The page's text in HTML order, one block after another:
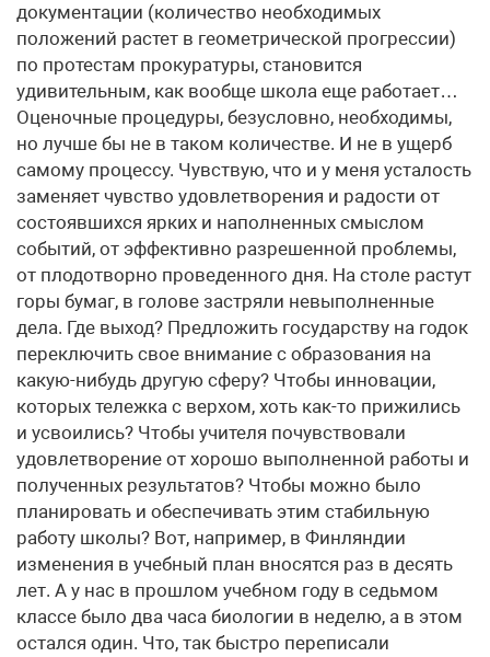
документации (количество необходимых
положений растет в геометрической прогрессии)
по протестам прокуратуры, становится
удивительным, как вообще школа еще работает…
Оценочные процедуры, безусловно, необходимы,
но лучше бы не в таком количестве. И не в ущерб
самому процессу. Чувствую, что и у меня усталость
заменяет чувство удовлетворения и радости от
состоявшихся ярких и наполненных смыслом
событий, от эффективно разрешенной проблемы,
от плодотворно проведенного дня. На столе растут
горы бумаг, в голове застряли невыполненные
дела. Где выход? Предложить государству на годок
переключить свое внимание с образования на
какую-нибудь другую сферу? Чтобы инновации,
которых тележка с верхом, хоть как-то прижились
и усвоились? Чтобы учителя почувствовали
удовлетворение от хорошо выполненной работы и
полученных результатов? Чтобы можно было
планировать и обеспечивать этим стабильную
работу школы? Вот, например, в Финляндии
изменения в учебный план вносятся раз в десять
лет. А у нас в прошлом учебном году в седьмом
классе было два часа биологии в неделю, а в этом
остался один. Что, так быстро переписали